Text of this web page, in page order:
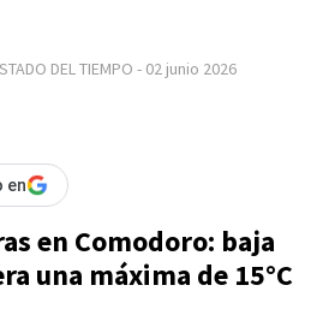
DEL TIEMPO - 02 junio 2026
en
en Comodoro: baja
una máxima de 15°C